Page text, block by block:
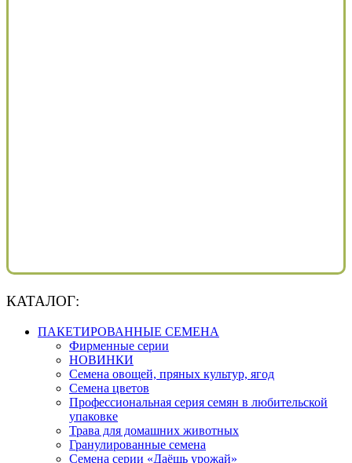
КАТАЛОГ:
ПАКЕТИРОВАННЫЕ СЕМЕНА
Фирменные серии
НОВИНКИ
Семена овощей, пряных культур, ягод
Семена цветов
Профессиональная серия семян в любительской
упаковке
Трава для домашних животных
Гранулированные семена
Семена серии «Даёшь урожай»